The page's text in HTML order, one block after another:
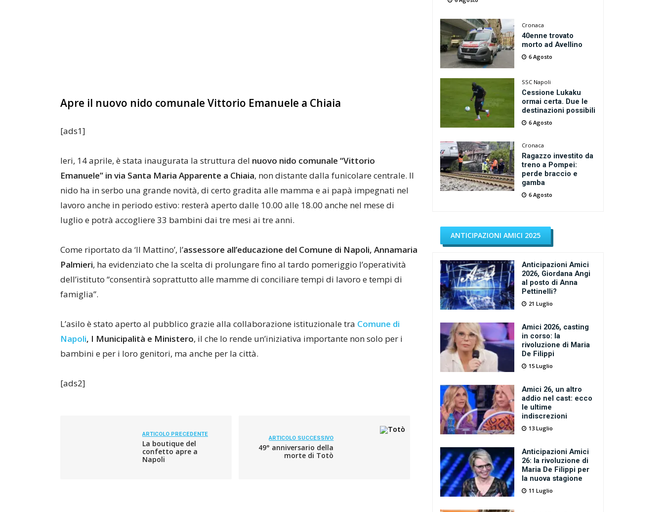
Apre il nuovo nido comunale Vittorio Emanuele a Chiaia
[ads1]
Ieri, 14 aprile, è stata inaugurata la struttura del nuovo nido comunale “Vittorio
Emanuele” in via Santa Maria Apparente a Chiaia, non distante dalla funicolare centrale. Il
nido ha in serbo una grande novità, di certo gradita alle mamma e ai papà impegnati nel
lavoro anche in periodo estivo: resterà aperto dalle 10.00 alle 18.00 anche nel mese di
luglio e potrà accogliere 33 bambini dai tre mesi ai tre anni.
Come riportato da ‘Il Mattino’, l’assessore all’educazione del Comune di Napoli, Annamaria
Palmieri, ha evidenziato che la scelta di prolungare fino al tardo pomeriggio l’operatività
dell’istituto “consentirà soprattutto alle mamme di conciliare tempi di lavoro e tempi di
famiglia”.
L’asilo è stato aperto al pubblico grazie alla collaborazione istituzionale tra Comune di
Napoli, I Municipalità e Ministero, il che lo rende un’iniziativa importante non solo per i
bambini e per i loro genitori, ma anche per la città.
[ads2]
ARTICOLO PRECEDENTE
La boutique del
confetto apre a
Napoli
ARTICOLO SUCCESSIVO
49° anniversario della
morte di Totò
Cronaca
40enne trovato
morto ad Avellino
6 Agosto
SSC Napoli
Cessione Lukaku
ormai certa. Due le
destinazioni possibili
6 Agosto
Cronaca
Ragazzo investito da
treno a Pompei:
perde braccio e
gamba
6 Agosto
ANTICIPAZIONI AMICI 2025
Anticipazioni Amici
2026, Giordana Angi
al posto di Anna
Pettinelli?
21 Luglio
Amici 2026, casting
in corso: la
rivoluzione di Maria
De Filippi
15 Luglio
Amici 26, un altro
addio nel cast: ecco
le ultime
indiscrezioni
13 Luglio
Anticipazioni Amici
26: la rivoluzione di
Maria De Filippi per
la nuova stagione
11 Luglio